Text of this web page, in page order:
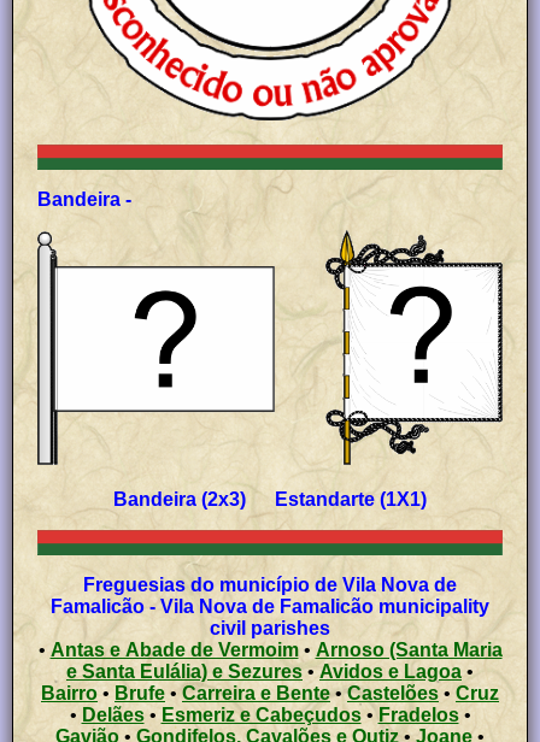
Bandeira -
Bandeira (2x3) Estandarte (1X1)
Freguesias do município de Vila Nova de
Famalicão - Vila Nova de Famalicão municipality
civil parishes
• Antas e Abade de Vermoim• Arnoso (Santa Maria
e Santa Eulália) e Sezures•Avidos e Lagoa•
Bairro • Brufe • Carreira e Bente •Castelões • Cruz
• Delães• Esmeriz e Cabeçudos • Fradelos•
Gavião • Gondifelos, Cavalões e Outiz •Joane•